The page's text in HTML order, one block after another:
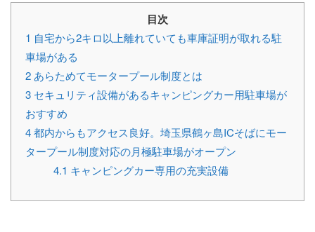
目次
1 自宅から2キロ以上離れていても車庫証明が取れる駐
車場がある
2 あらためてモータープール制度とは
3 セキュリティ設備があるキャンピングカー用駐車場が
おすすめ
4都内からもアクセス良好。埼玉県鶴ヶ島ICそばにモー
タープール制度対応の月極駐車場がオープン
4.1 キャンピングカー専用の充実設備